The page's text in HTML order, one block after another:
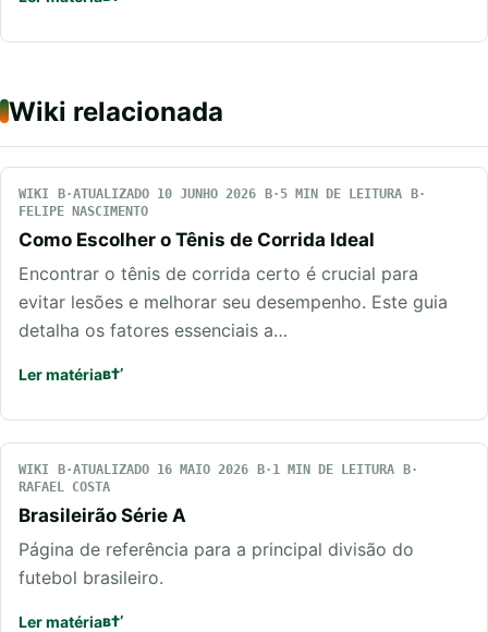
Wiki relacionada
WIKI ATUALIZADO 10 JUNHO 2026
5 MIN DE LEITURA
FELIPE NASCIMENTO
Como Escolher o Tênis de Corrida Ideal
Encontrar o tênis de corrida certo é crucial para
evitar lesões e melhorar seu desempenho. Este guia
detalha os fatores essenciais a…
Ler matéria
WIKI ATUALIZADO 16 MAIO 2026
1 MIN DE LEITURA
RAFAEL COSTA
Brasileirão Série A
Página de referência para a principal divisão do
futebol brasileiro.
Ler matéria